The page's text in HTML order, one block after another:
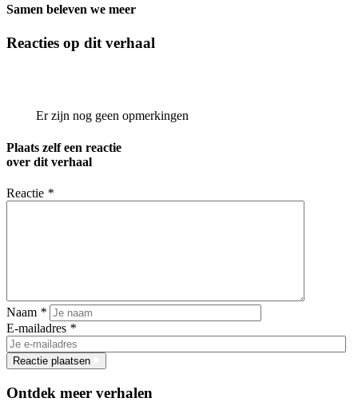
Samen beleven we meer
Reacties op dit verhaal
Er zijn nog geen opmerkingen
Plaats zelf een reactie
over dit verhaal
Reactie *
Naam *
E-mailadres *
Reactie plaatsen
Ontdek meer verhalen